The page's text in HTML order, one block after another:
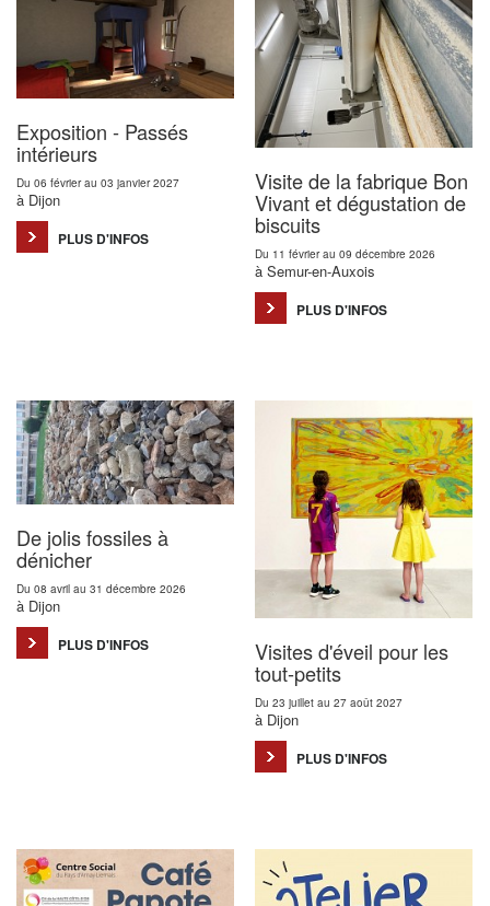
Exposition - Passés
intérieurs
Du 06 février au 03 janvier 2027
à Dijon
PLUS D'INFOS
Visite de la fabrique Bon
Vivant et dégustation de
biscuits
Du 11 février au 09 décembre 2026
à Semur-en-Auxois
PLUS D'INFOS
De jolis fossiles à
dénicher
Du 08 avril au 31 décembre 2026
à Dijon
PLUS D'INFOS Visites d'éveil pour les
tout-petits
Du 23 juillet au 27 août 2027
à Dijon
PLUS D'INFOS